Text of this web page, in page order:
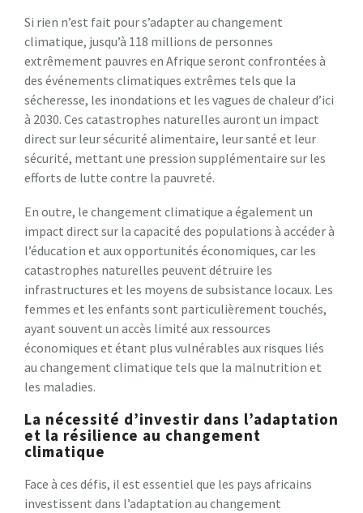
Si rien n’est fait pour s’adapter au changement
climatique, jusqu’à 118 millions de personnes
extrêmement pauvres en Afrique seront confrontées à
des événements climatiques extrêmes tels que la
sécheresse, les inondations et les vagues de chaleur d’ici
à 2030. Ces catastrophes naturelles auront un impact
direct sur leur sécurité alimentaire, leur santé et leur
sécurité, mettant une pression supplémentaire sur les
efforts de lutte contre la pauvreté.
En outre, le changement climatique a également un
impact direct sur la capacité des populations à accéder à
l’éducation et aux opportunités économiques, car les
catastrophes naturelles peuvent détruire les
infrastructures et les moyens de subsistance locaux. Les
femmes et les enfants sont particulièrement touchés,
ayant souvent un accès limité aux ressources
économiques et étant plus vulnérables aux risques liés
au changement climatique tels que la malnutrition et
les maladies.
La nécessité d’investir dans l’adaptation
et la résilience au changement
climatique
Face à ces défis, il est essentiel que les pays africains
investissent dans l’adaptation au changement